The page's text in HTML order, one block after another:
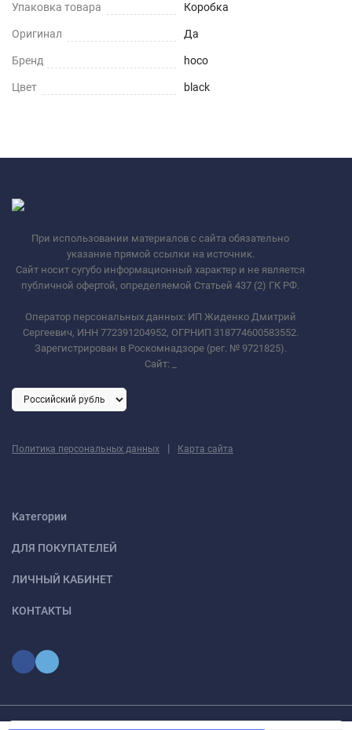
Упаковка товара Коробка
Оригинал Да
Бренд hoco
Цвет black
При использовании материалов с сайта обязательно
указание прямой ссылки на источник.
Сайт носит сугубо информационный характер и не является
публичной офертой, определяемой Статьей 437 (2) ГК РФ.
Оператор персональных данных: ИП Жиденко Дмитрий
Сергеевич, ИНН 772391204952, ОГРНИП 318774600583552.
Зарегистрирован в Роскомнадзоре (рег. № 9721825).
Сайт:
Политика персональных данных | Карта сайта
Категории
ДЛЯ ПОКУПАТЕЛЕЙ
ЛИЧНЫЙ КАБИНЕТ
КОНТАКТЫ